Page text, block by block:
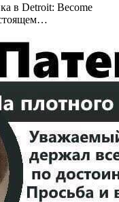
в Detroit: Become